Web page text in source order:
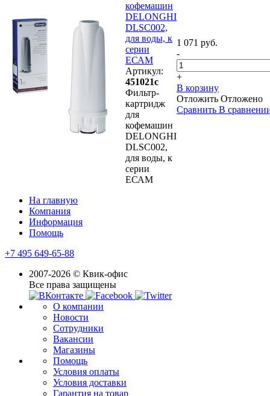
кофемашин
DELONGHI
DLSC002,
для воды, к
серии
ЕСАМ
Артикул:
451021с
Фильтр-
картридж
для
кофемашин
DELONGHI
DLSC002,
для воды, к
серии
ЕСАМ
1 071 руб.
-
+
В корзину
Отложить Отложено
Сравнить В
На главную
Компания
Информация
Помощь
+7 495 649-65-88
2007-2026 © Квик-офис
Все права защищены
О компании
Новости
Сотрудники
Вакансии
Магазины
Помощь
Условия оплаты
Условия доставки
Гарантия на товар